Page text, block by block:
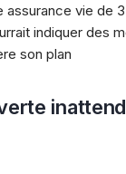
assurance vie de
indiquer des
son plan​